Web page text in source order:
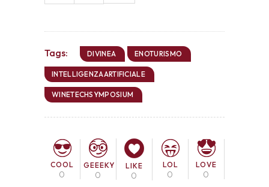
Tags: DIVINEA ENOTURISMO
INTELLIGENZAARTIFICIALE
WINETECHSYMPOSIUM
COOL
0
GEEEKY
0
LIKE
0
LOL
0
LOVE
0